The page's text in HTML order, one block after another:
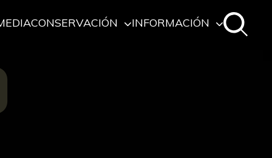
CONSERVACIÓN INFORMACIÓN